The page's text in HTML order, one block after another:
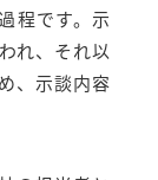
程です。示
れ、それ以
、示談内容